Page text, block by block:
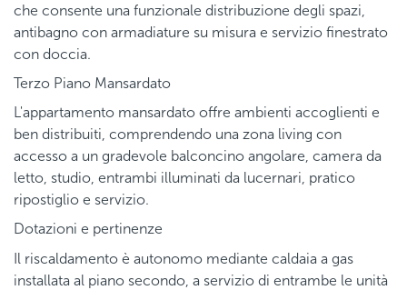
che consente una funzionale distribuzione degli spazi,
antibagno con armadiature su misura e servizio finestrato
con doccia.
Terzo Piano Mansardato
L'appartamento mansardato offre ambienti accoglienti e
ben distribuiti, comprendendo una zona living con
accesso a un gradevole balconcino angolare, camera da
letto, studio, entrambi illuminati da lucernari, pratico
ripostiglio e servizio.
Dotazioni e pertinenze
Il riscaldamento è autonomo mediante caldaia a gas
installata al piano secondo, a servizio di entrambe le unità